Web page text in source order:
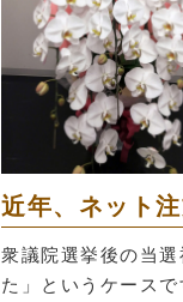
近年、ネット
衆議院選挙後の当
た」というケースで